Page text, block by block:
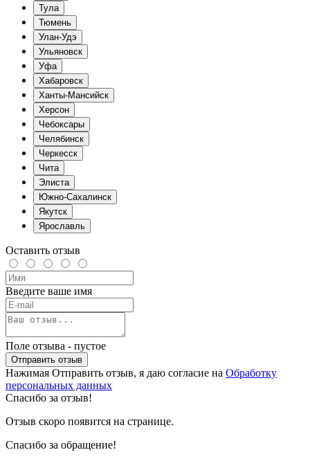
Тула
Тюмень
Улан-Удэ
Ульяновск
Уфа
Хабаровск
Ханты-Мансийск
Херсон
Чебоксары
Челябинск
Черкесск
Чита
Элиста
Южно-Сахалинск
Якутск
Ярославль
Оставить отзыв
Введите ваше имя
Поле отзыва - пустое
Отправить отзыв
Нажимая Отправить отзыв, я даю согласие на Обработку
персональных данных
Спасибо за отзыв!
Отзыв скоро появится на странице.
Спасибо за обращение!